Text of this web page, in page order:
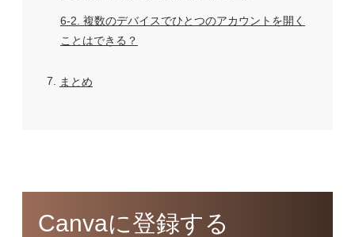
6-2 複数のデバイスでひとつのアカウントを開く
ことはできる？
7 まとめ
Canvaに登録する